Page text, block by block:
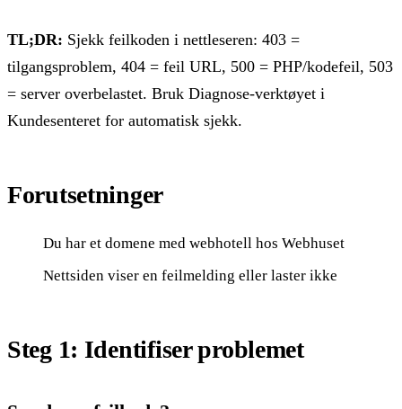
TL;DR: Sjekk feilkoden i nettleseren: 403 =
tilgangsproblem, 404 = feil URL, 500 = PHP/kodefeil, 503
= server overbelastet. Bruk Diagnose-verktøyet i
Kundesenteret for automatisk sjekk.
Forutsetninger
Du har et domene med webhotell hos Webhuset
Nettsiden viser en feilmelding eller laster ikke
Steg 1: Identifiser problemet